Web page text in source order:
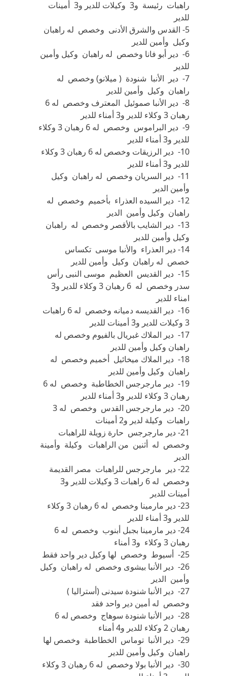
راهبات رئيسة و3 وكيلات للدير و3 أمينات
للدير
5- القدس والشرق الأدنى وخصص له راهبان
وكيل وأمين للدير
6- دير أبو فانا وخصص له راهبان وكيل وأمين
للدير
7- دير الأنبا شنودة ( ميلانو) وخصص له
راهبان وكيل وأمين للدير
8- دير الأنبا صموئيل المعترف وخصص له 6
رهبان 3 وكلاء للدير و3 أمناء للدير
9- دير البراموس وخصص له 6 رهبان 3 وكلاء
للدير و3 أمناء للدير
10- دير الرزيقات وخصص له 6 رهبان 3 وكلاء
للدير و3 أمناء للدير
11- دير السريان وخصص له راهبان وكيل
وأمين الدير
12- دير السيده العذراء بأخميم وخصص له
راهبان وكيل وأمين الدير
13- دير الشايب بالأقصر وخصص له راهبان
وكيل وأمين للدير
14- دير العذراء والأنبا موسى تكساس
خصص له راهبان وكيل وأمين للدير
15- دير القديس العظيم موسى النبى رأس
سدر وخصص له 6 رهبان 3 وكلاء للدير و3
امناء للدير
16- دير القديسه دميانه وخصص له 6 راهبات
3 وكيلات للدير و3 أمينات للدير
17- دير الملاك غبريال بالفيوم وخصص له
راهبان وكيل وأمين للدير
18- دير الملاك ميخائيل أخميم وخصص له
راهبان وكيل وأمين للدير
19- دير مارجرجس الخطاطبة وخصص له 6
رهبان 3 وكلاء للدير و3 أمناء للدير
20- دير مارجرجس القدس وخصص له 3
راهبات وكيلة لدير و2 أمينات
21- دير مارجرجس حارة زويلة للراهبات
وخصص له أثنين من الراهبات وكيلة وأمينة
الدير
22- دير مارجرجس للراهبات مصر القديمة
وخصص له 6 راهبات 3 وكيلات للدير و3
أمينات للدير
23- دير مارمينا وخصص له 6 رهبان 3 وكلاء
للدير و3 أمناء للدير
24- دير مارمينا بجبل أبنوب وخصص له 6
رهبان 3 وكلاء و3 أمناء
25- أسيوط وخصص لها وكيل دير واحد فقط
26- دير الأنبا بيشوى وخصص له راهبان وكيل
وأمين الدير
27- دير الأنبا شنودة سيدنى (أستراليا )
وخصص له أمين دير واحد فقد
28- دير الأنبا شنودة سوهاج وخصص له 6
رهبان 2 وكلاء للدير و4 أمناء
29- دير الأنبا توماس الخطاطبة وخصص لها
راهبان وكيل وأمين للدير
30- دير الأنبا بولا وخصص له 6 رهبان 3 وكلاء